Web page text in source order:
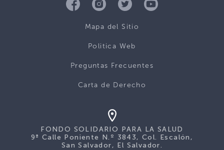
Mapa del Sitio
Politica Web
Preguntas Frecuentes
Carta de Derecho
FONDO SOLIDARIO PARA LA SALUD
9ª Calle Poniente N.º 3843, Col. Escalón,
San Salvador, El Salvador.